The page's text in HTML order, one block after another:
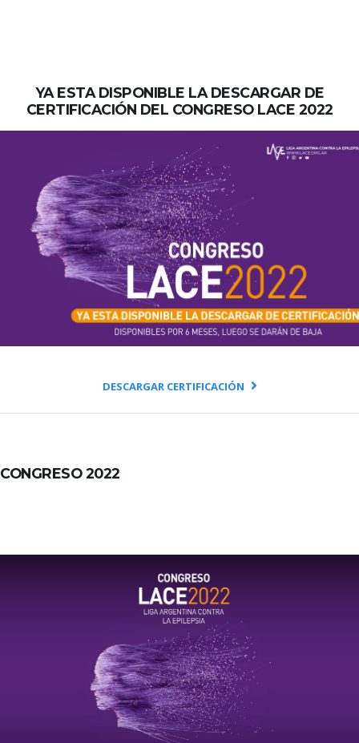
YA ESTA DISPONIBLE LA DESCARGAR DE
CERTIFICACIÓN DEL CONGRESO LACE 2022
DESCARGAR CERTIFICACIÓN
CONGRESO 2022